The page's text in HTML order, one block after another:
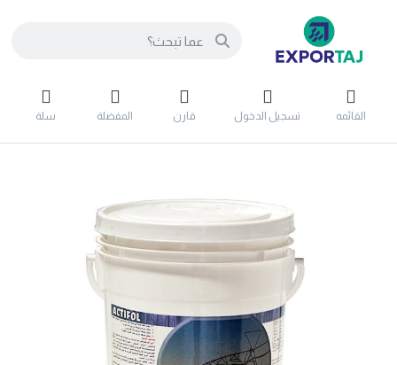
القائمه تسجيل الدخول قارن المفضلة سلة